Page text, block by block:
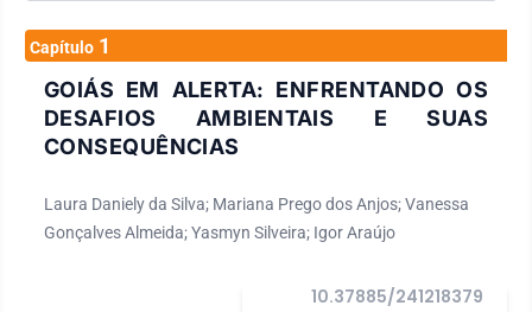
Capítulo 1
GOIÁS EM ALERTA: ENFRENTANDO OS
DESAFIOS AMBIENTAIS E SUAS
CONSEQUÊNCIAS
Laura Daniely da Silva; Mariana Prego dos Anjos; Vanessa
Gonçalves Almeida; Yasmyn Silveira; Igor Araújo
10.37885/241218379